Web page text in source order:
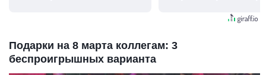
Подарки на 8 марта коллегам: 3
беспроигрышных варианта